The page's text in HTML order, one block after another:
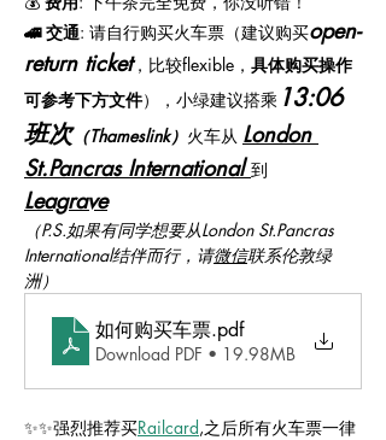
🚄 交通: 请自行购买火车票（建议购买open-
return ticket，比较flexible， 具体购买操作
可参考下方文件），小绿建议搭乘 13:06
班次（Thameslink） 火车从 London
St.Pancras International 到
Leagrave
（P.S.如果有同学想要从London St.Pancras
International结伴而行，请微信联系伦敦绿
洲）
如何购买车票.pdf
Download PDF • 19.98MB
✨✨强烈推荐买Railcard,之后所有火车票一律